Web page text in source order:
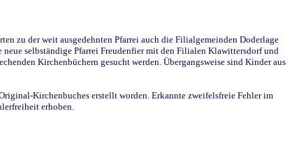
zu der weit ausgedehnten Pfarrei auch die Filialgemeinden Doderlage
selbständige Pfarrei Freudenfier mit den Filialen Klawittersdorf und
Kirchenbüchern gesucht werden. Übergangsweise sind Kinder aus
Kirchenbuches erstellt worden. Erkannte zweifelsfreie Fehler im
erhoben.